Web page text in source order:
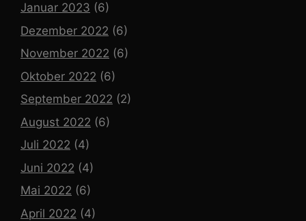
Januar 2023 (6)
Dezember 2022 (6)
November 2022 (6)
Oktober 2022 (6)
September 2022 (2)
August 2022 (6)
Juli 2022 (4)
Juni 2022 (4)
Mai 2022 (6)
April 2022 (4)